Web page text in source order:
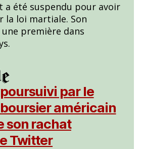
a été suspendu pour avoir
la loi martiale. Son
première dans
par le
américain
son rachat
Twitter